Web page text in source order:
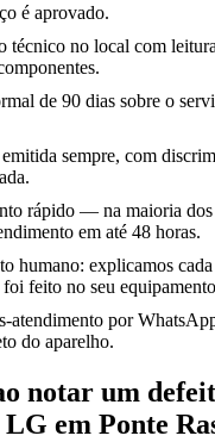
é aprovado.
técnico no local com
de 90 dias sobre o
sempre, com
rápido — na maioria dos
em até 48 horas.
humano: explicamos
feito no seu
atendimento por
do aparelho.
notar um
LG em Ponte